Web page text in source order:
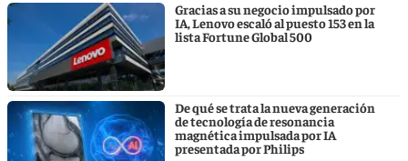
Gracias a su negocio impulsado por
IA, Lenovo escaló al puesto 153 en la
lista Fortune Global 500
De qué se trata la nueva generación
de tecnología de resonancia
magnética impulsada por IA
presentada por Philips